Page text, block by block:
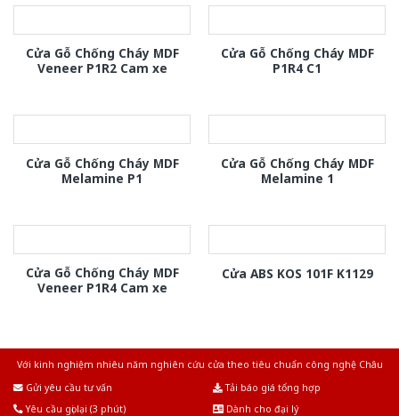
Cửa Gỗ Chống Cháy MDF
Veneer P1R2 Cam xe
Cửa Gỗ Chống Cháy MDF
P1R4 C1
Cửa Gỗ Chống Cháy MDF
Melamine P1
Cửa Gỗ Chống Cháy MDF
Melamine 1
Cửa Gỗ Chống Cháy MDF
Veneer P1R4 Cam xe
Cửa ABS KOS 101F K1129
Với kinh nghiệm nhiêu năm nghiên cứu cửa theo tiêu chuẩn công nghệ Châu
Gửi yêu cầu tư vấn
Tải báo giá tổng hợp
Yêu cầu gọi lại (3 phút)
Dành cho đại lý